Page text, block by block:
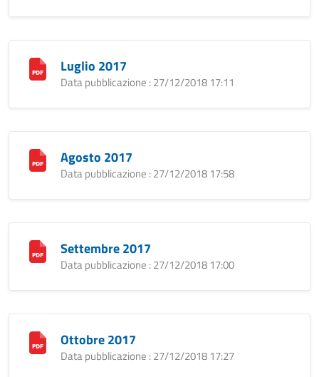
Luglio 2017
Data pubblicazione : 27/12/2018 17:11
Agosto 2017
Data pubblicazione : 27/12/2018 17:58
Settembre 2017
Data pubblicazione : 27/12/2018 17:00
Ottobre 2017
Data pubblicazione : 27/12/2018 17:27